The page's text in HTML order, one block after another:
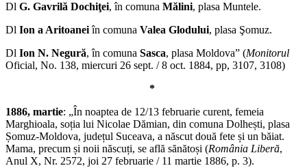
Dl G. Gavrilă Dochiţei, în comuna Mălini, plasa Muntele.
Dl Ion a Aritoaneiîn comuna Valea Glodului, plasa Şomuz.
Dl Ion N. Negură, în comuna Sasca, plasa Moldova” (Monitorul
Oficial, No. 138, miercuri 26 sept. / 8 oct. 1884, pp, 3107, 3108)
*
1886, martie: „În noaptea de 12/13 februarie curent, femeia
Marghioala, soția lui Nicolae Dămian, din comuna Dolhești, plasa
Șomuz-Moldova, județul Suceava, a născut două fete și un băiat.
Mama, precum și noii născuți, se află sănătoși (România Liberă,
Anul X, Nr. 2572, joi 27 februarie / 11 martie 1886, p. 3).